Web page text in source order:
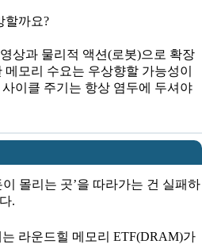
할까요?
상과 물리적 액션(로봇)으로 확장
모리 수요는 우상향할 가능성이
이클 주기는 항상 염두에 두셔야
몰리는 곳’을 따라가는 건 실패하
.
라운드힐 메모리 ETF(DRAM)가